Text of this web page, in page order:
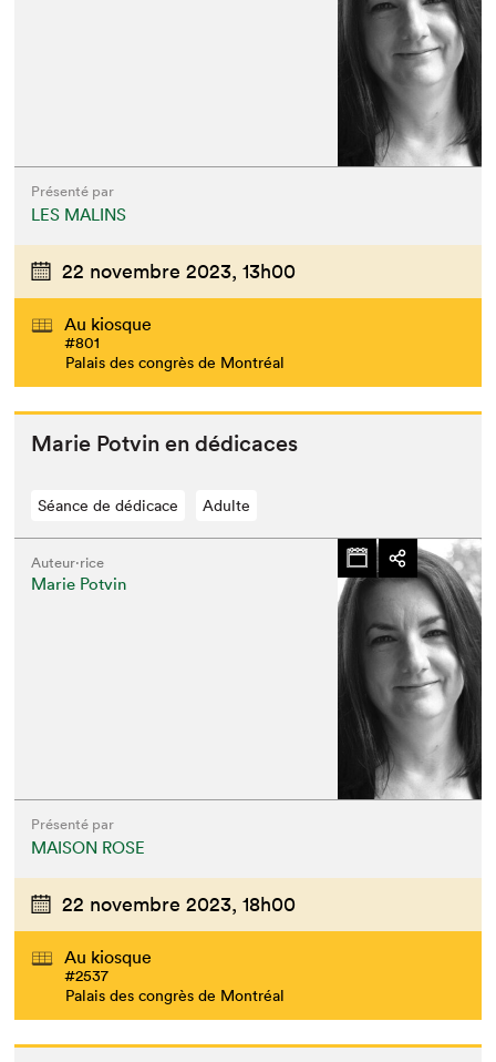
Présenté par
LES MALINS
22 novembre 2023, 13h00
Au kiosque
#801
Palais des congrès de Montréal
Marie Potvin en dédicaces
Séance de dédicace Adulte
Auteur·rice
Marie Potvin
Présenté par
MAISON ROSE
22 novembre 2023, 18h00
Au kiosque
#2537
Palais des congrès de Montréal